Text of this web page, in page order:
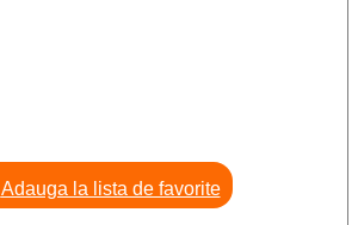
Adauga la lista de favorite